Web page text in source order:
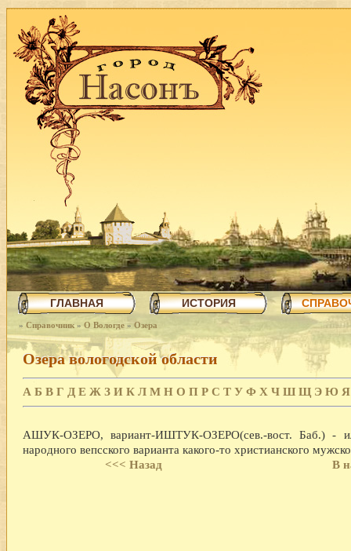
ГЛАВНАЯ ИСТОРИЯ
» Справочник » О Вологде » Озера
Озера вологодской области
А Б В Г Д Е Ж З И К Л М Н О П Р С Т У Ф Х Ч Ш Щ Э Ю Я
АШУК-ОЗЕРО, вариант-ИШТУК-ОЗЕРО(сев.-вост. Баб.) -
народного вепсского варианта какого-то христианского
<<< Назад
В